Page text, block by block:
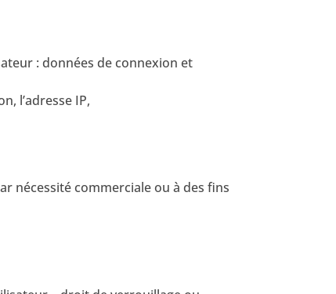
: données de connexion et
l’adresse IP,
nécessité commerciale ou à des fins